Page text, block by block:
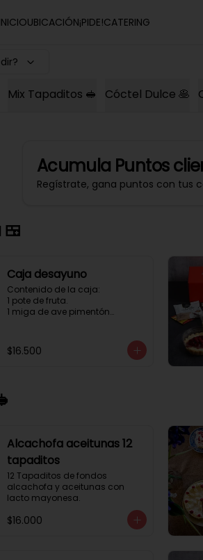
INICIOUBICACIÓN¡PIDE!CATERING
Mix Tapaditos 🥪 Cóctel Dulce 🥞
Acumula Puntos
Regístrate, gana puntos con tus
Caja desayuno
Contenido de la caja:
1 pote de fruta.
1 miga de ave pimentón
1 mini muffin
1 sobre de té y café
$16.500
Alcachofa aceitunas 12
tapaditos
12 Tapaditos de fondos
alcachofa y aceitunas con
lacto mayonesa.
$16.000